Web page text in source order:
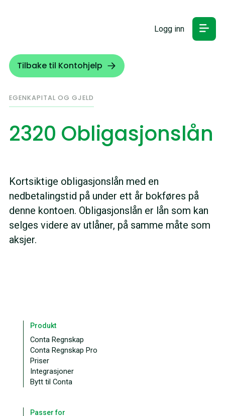
Logg inn
Tilbake til Kontohjelp
EGENKAPITAL OG GJELD
2320 Obligasjonslån
Kortsiktige obligasjonslån med en
nedbetalingstid på under ett år bokføres på
denne kontoen. Obligasjonslån er lån som kan
selges videre av utlåner, på samme måte som
aksjer.
Produkt
Conta Regnskap
Conta Regnskap Pro
Priser
Integrasjoner
Bytt til Conta
Passer for